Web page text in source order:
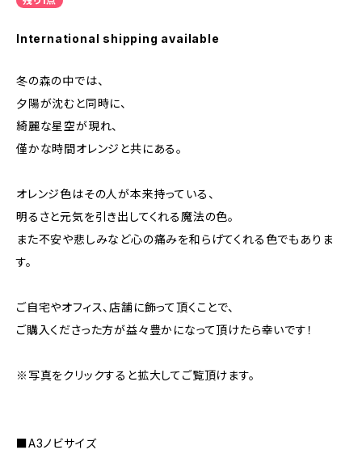
International shipping available
冬の森の中では、
夕陽が沈むと同時に、
綺麗な星空が現れ、
僅かな時間オレンジと共にある。
オレンジ色はその人が本来持っている、
明るさと元気を引き出してくれる魔法の色。
また不安や悲しみなど心の痛みを和らげてくれる色でもありま
す。
ご自宅やオフィス、店舗に飾って頂くことで、
ご購入くださった方が益々豊かになって頂けたら幸いです！
※写真をクリックすると拡大してご覧頂けます。
■A3ノビサイズ